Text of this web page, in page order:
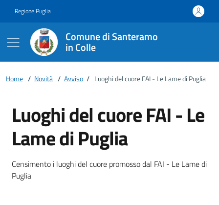
Regione Puglia
Comune di Santeramo
in Colle
Home / Novità / Avviso / Luoghi del cuore FAI - Le Lame di Puglia
Luoghi del cuore FAI - Le
Lame di Puglia
Dettagli della notizia
Censimento i luoghi del cuore promosso dal FAI - Le Lame di
Puglia